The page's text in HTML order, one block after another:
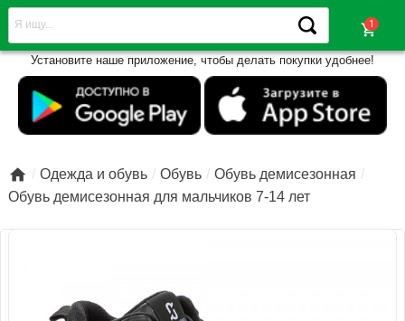
shopping_cart
Установите наше приложение, чтобы делать покупки удобнее!
 Одежда и обувь Обувь
Обувь демисезонная
Обувь демисезонная для мальчиков 7-14 лет